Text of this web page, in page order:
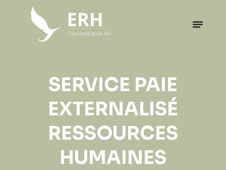
SERVICE PAIE
EXTERNALISÉ
RESSOURCES
HUMAINES
EXPATRIATION
PROFESSIONNELLE
Ile Maurice • La Réunion •
Paris • Côte D’Azur